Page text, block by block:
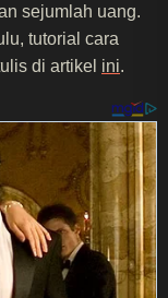
sejumlah uang.
tutorial cara
di artikel ini.